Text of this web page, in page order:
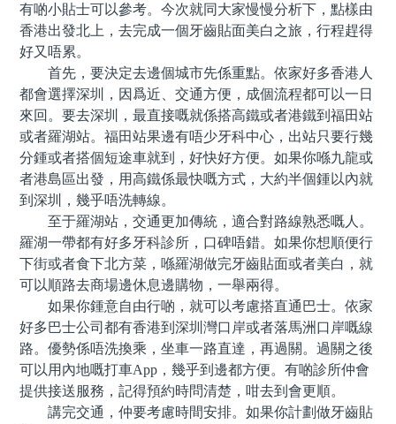
有啲小貼士可以參考。今次就同大家慢慢分析下，點樣由
香港出發北上，去完成一個牙齒貼面美白之旅，行程趕得
好又唔累。
首先，要決定去邊個城市先係重點。依家好多香港人
都會選擇深圳，因爲近、交通方便，成個流程都可以一日
來回。要去深圳，最直接嘅就係搭高鐵或者港鐵到福田站
或者羅湖站。福田站果邊有唔少牙科中心，出站只要行幾
分鍾或者搭個短途車就到，好快好方便。如果你喺九龍或
者港島區出發，用高鐵係最快嘅方式，大約半個鍾以內就
到深圳，幾乎唔洗轉線。
至于羅湖站，交通更加傳統，適合對路線熟悉嘅人。
羅湖一帶都有好多牙科診所，口碑唔錯。如果你想順便行
下街或者食下北方菜，喺羅湖做完牙齒貼面或者美白，就
可以順路去商場邊休息邊購物，一舉兩得。
如果你鍾意自由行啲，就可以考慮搭直通巴士。依家
好多巴士公司都有香港到深圳灣口岸或者落馬洲口岸嘅線
路。優勢係唔洗換乘，坐車一路直達，再過關。過關之後
可以用內地嘅打車App，幾乎到邊都方便。有啲診所仲會
提供接送服務，記得預約時問清楚，咁去到會更順。
講完交通，仲要考慮時間安排。如果你計劃做牙齒貼